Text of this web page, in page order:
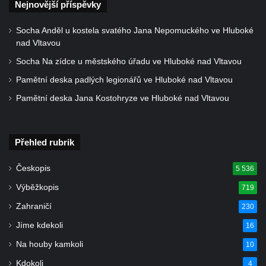
Misijní kříž na kostele svatého Václava v
zámku v Teplicích nad Metují
nad Metují
Kříž před kostelem Panny Marie Pomocné v
Teplicích nad Metují
Kříž na hřbitově v Teplicích nad Metují
Boží muka nad pramenem U svatého
Antoníčka v Teplicích nad Metují
Nejnovější příspěvky
Socha Anděl u kostela svatého Jana Nepomuckého ve Hluboké
nad Vltavou
Socha Na zídce u městského úřadu ve Hluboké nad Vltavou
Pamětní deska padlých legionářů ve Hluboké nad Vltavou
Pamětní deska Jana Kostohryze ve Hluboké nad Vltavou
Přehled rubrik
Českopis 5 536
Výběžkopis 719
Zahraničí 230
Jíme kdekoli 16
Na houby kamkoli 10
Kdokoli 4